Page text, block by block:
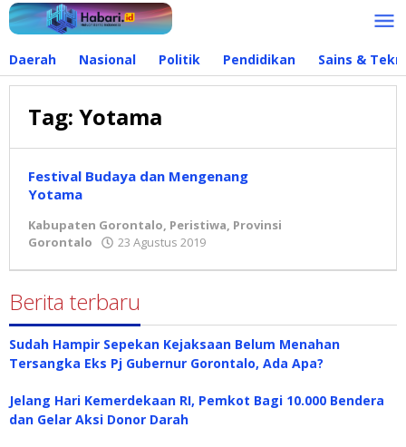
Lewati
ke
Daerah Nasional Politik Pendidikan Sains &
Tag: Yotama
Festival Budaya dan Mengenang
Yotama
Kabupaten Gorontalo, Peristiwa, Provinsi
Gorontalo
23 Agustus 2019
Berita terbaru
Sudah Hampir Sepekan Kejaksaan Belum Menahan
Tersangka Eks Pj Gubernur Gorontalo, Ada Apa?
Jelang Hari Kemerdekaan RI, Pemkot Bagi 10.000 Bendera
dan Gelar Aksi Donor Darah